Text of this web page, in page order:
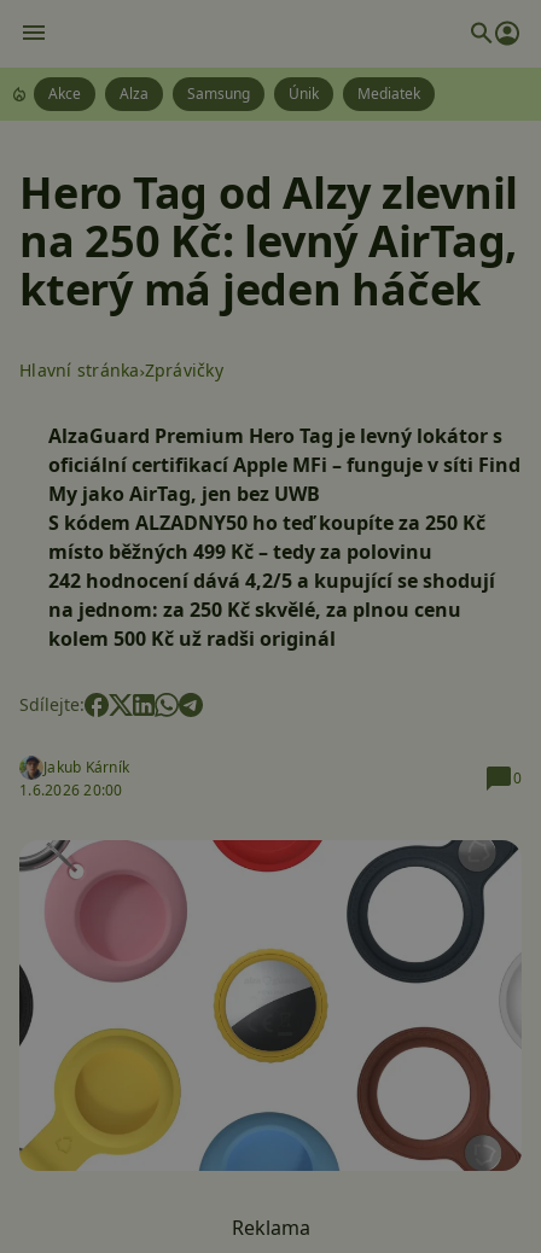
Akce Alza Samsung Únik Mediatek
Hero Tag od Alzy zlevnil
na 250 Kč: levný AirTag,
který má jeden háček
Hlavní stránka Zprávičky
AlzaGuard Premium Hero Tag je levný lokátor s
oficiální certifikací Apple MFi – funguje v síti Find
My jako AirTag, jen bez UWB
S kódem ALZADNY50 ho teď koupíte za 250 Kč
místo běžných 499 Kč – tedy za polovinu
242 hodnocení dává 4,2/5 a kupující se shodují
na jednom: za 250 Kč skvělé, za plnou cenu
kolem 500 Kč už radši originál
Sdílejte:
Jakub Kárník
1.6.2026 20:00
0
Reklama